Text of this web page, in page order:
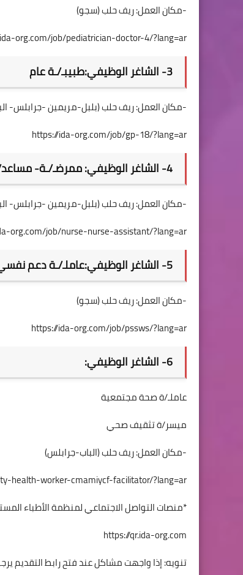
-مكان العمل: ريف حلب (سجو)
org.com/job/pediatrician-doctor-4/?lang=ar
3- الشاغر الوظيفي:طبيبـ/ـة عام
-مكان العمل: ريف حلب (بلبل-مريمين -جرابلس-
https://ida-org.com/job/gp-18/?lang=ar
4- الشاغر الوظيفي: ممرضـ/ـة- مساعد/ة ممرض.
-مكان العمل: ريف حلب (بلبل-مريمين -جرابلس-
org.com/job/nurse-nurse-assistant/?lang=ar
5- الشاغر الوظيفي:عاملـ/ـة دعم نفسي اجتماعي
-مكان العمل: ريف حلب (سجو)
https://ida-org.com/job/pssws/?lang=ar
6- الشاغر الوظيفي:
عاملـ/ة صحة مجتمعية
ميسر/ة تثقيف صحي
-مكان العمل: ريف حلب (الباب-جرابلس)
health-worker-cmamiycf-facilitator/?lang=ar
*منصات التواصل الاجتماعي لمنظمة الأطباء
https://qr.ida-org.com
تنويه: إذا واجهت مشاكل عند فتح رابط التقديم